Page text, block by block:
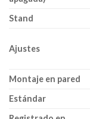
Stand
Ajustes
Montaje en pared
Estándar